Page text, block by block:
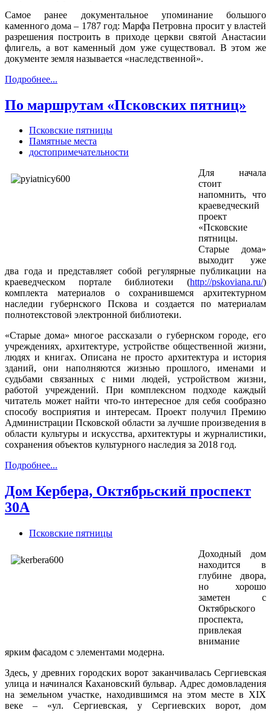
Самое ранее документальное упоминание большого
каменного дома – 1787 год: Марфа Петровна просит у властей
разрешения построить в приходе церкви святой Анастасии
флигель, а вот каменный дом уже существовал. В этом же
документе земля называется «наследственной».
Подробнее...
По маршрутам «Псковских пятниц»
Псковские пятницы
Памятные места
достопримечательности
Для начала
стоит
напомнить, что
краеведческий
проект
«Псковские
пятницы.
Старые дома»
выходит уже
два года и представляет собой регулярные публикации на
краеведческом портале библиотеки (http://pskoviana.ru/)
комплекта материалов о сохранившемся архитектурном
наследии губернского Пскова и создается по материалам
полнотекстовой электронной библиотеки.
«Старые дома» многое рассказали о губернском городе, его
учреждениях, архитектуре, устройстве общественной жизни,
людях и книгах. Описана не просто архитектура и история
зданий, они наполняются жизнью прошлого, именами и
судьбами связанных с ними людей, устройством жизни,
работой учреждений. При комплексном подходе каждый
читатель может найти что-то интересное для себя сообразно
способу восприятия и интересам. Проект получил Премию
Администрации Псковской области за лучшие произведения в
области культуры и искусства, архитектуры и журналистики,
сохранения объектов культурного наследия за 2018 год.
Подробнее...
Дом Кербера, Октябрьский проспект
30А
Псковские пятницы
Доходный дом
находится в
глубине двора,
но хорошо
заметен с
Октябрьского
проспекта,
привлекая
внимание
ярким фасадом с элементами модерна.
Здесь, у древних городских ворот заканчивалась Сергиевская
улица и начинался Кахановский бульвар. Адрес домовладения
на земельном участке, находившимся на этом месте в XIX
веке – «ул. Сергиевская, у Сергиевских ворот, дом